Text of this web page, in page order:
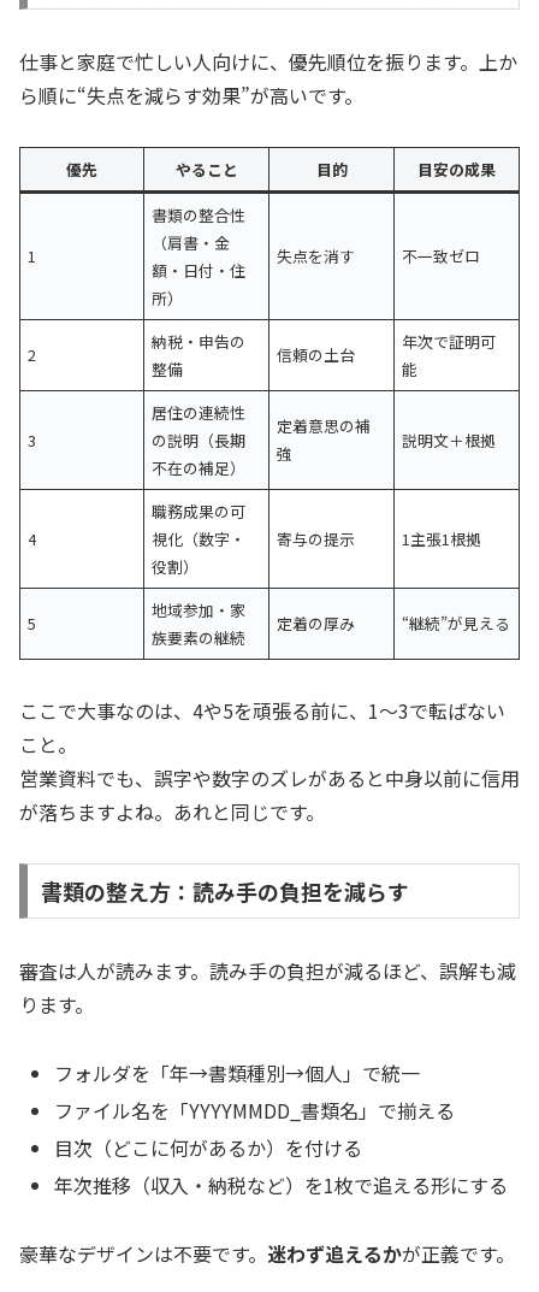
仕事と家庭で忙しい人向けに、優先順位を振ります。上か
ら順に“失点を減らす効果”が高いです。
優先 やること 目的 目安の成果
1
書類の整合性
（肩書・金
額・日付・住
所）
失点を消す 不一致ゼロ
2
納税・申告の
整備
信頼の土台
年次で証明可
能
3
居住の連続性
の説明（長期
不在の補足）
定着意思の補
強
説明文＋根拠
4
職務成果の可
視化（数字・
役割）
寄与の提示 1主張1根拠
5
地域参加・家
族要素の継続
定着の厚み “継続”が見える
ここで大事なのは、4や5を頑張る前に、1〜3で転ばない
こと。
営業資料でも、誤字や数字のズレがあると中身以前に信用
が落ちますよね。あれと同じです。
書類の整え方：読み手の負担を減らす
審査は人が読みます。読み手の負担が減るほど、誤解も減
ります。
フォルダを「年→書類種別→個人」で統一
ファイル名を「YYYYMMDD_書類名」で揃える
目次（どこに何があるか）を付ける
年次推移（収入・納税など）を1枚で追える形にする
豪華なデザインは不要です。 迷わず追えるかが正義です。